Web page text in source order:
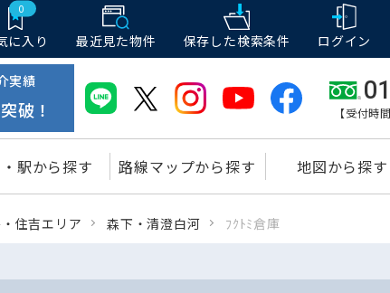
0
に入り 最近見た物件 保存した検索条件 ログイン
実績
破！ 【受付時
駅から探す 路線マップから探す 地図から探す
住吉エリア 森下・清澄白河 ﾌｸﾄﾐ倉庫